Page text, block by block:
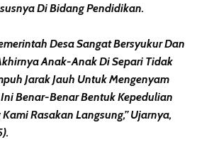
Di Bidang Pendidikan.
Desa Sangat Bersyukur Dan
Anak-Anak Di Separi Tidak
Jarak Jauh Untuk Mengenyam
Benar-Benar Bentuk Kepedulian
Rasakan Langsung,” Ujarnya,